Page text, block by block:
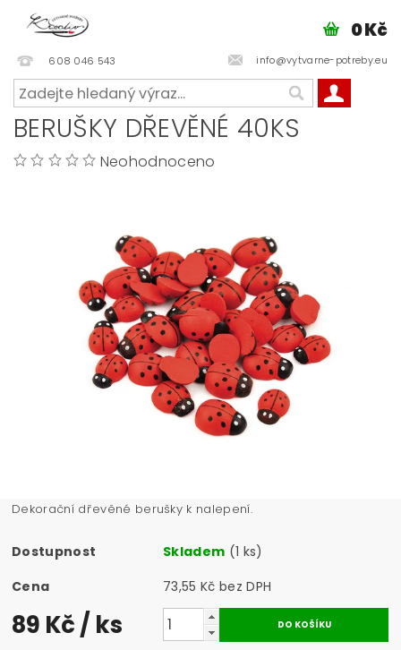
608 046 543 info@vytvarne-potreby.eu
0 Kč
BERUŠKY DŘEVĚNÉ 40KS
Neohodnoceno
Dekorační dřevěné berušky k nalepení.
Dostupnost Skladem (1 ks)
Cena
73,55 Kč bez DPH
89 Kč/ ks